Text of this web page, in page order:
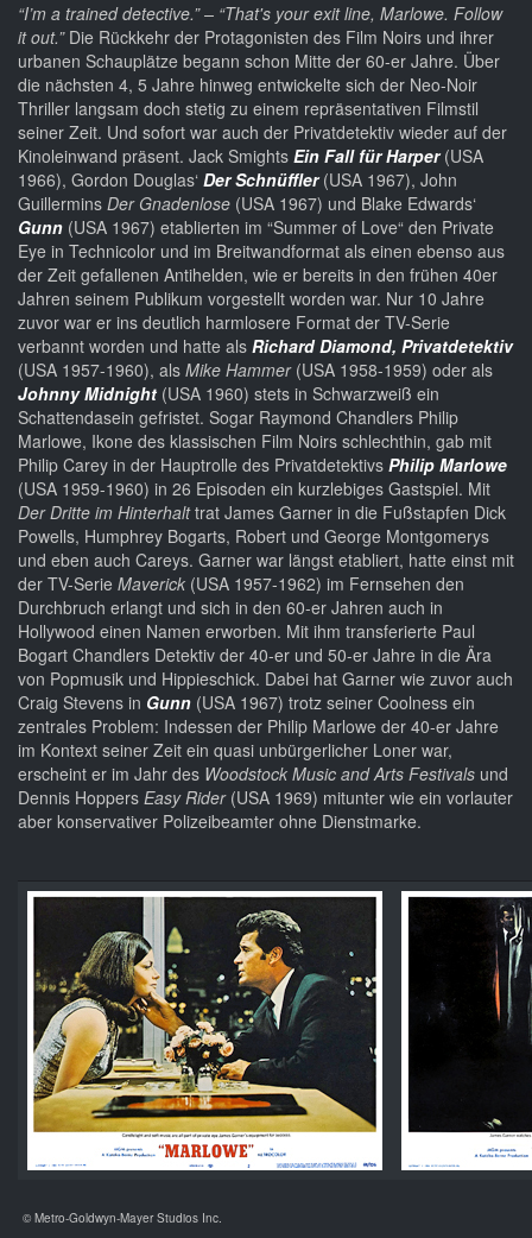
“I’m a trained detective.” – “That's your exit line, Marlowe. Follow
it out.”Die Rückkehr der Protagonisten des Film Noirs und ihrer
urbanen Schauplätze begann schon Mitte der 60-er Jahre. Über
die nächsten 4, 5 Jahre hinweg entwickelte sich der Neo-Noir
Thriller langsam doch stetig zu einem repräsentativen Filmstil
seiner Zeit. Und sofort war auch der Privatdetektiv wieder auf der
Kinoleinwand präsent. Jack Smights Ein Fall für Harper (USA
1966), Gordon Douglas‘ Der Schnüffler(USA 1967), John
Guillermins Der Gnadenlose (USA 1967) und Blake Edwards‘
Gunn (USA 1967) etablierten im “Summer of Love“ den Private
Eye in Technicolor und im Breitwandformat als einen ebenso aus
der Zeit gefallenen Antihelden, wie er bereits in den frühen 40er
Jahren seinem Publikum vorgestellt worden war. Nur 10 Jahre
zuvor war er ins deutlich harmlosere Format der TV-Serie
verbannt worden und hatte als Richard Diamond, Privatdetektiv
(USA 1957-1960), als Mike Hammer(USA 1958-1959) oder als
Johnny Midnight (USA 1960) stets in Schwarzweiß ein
Schattendasein gefristet. Sogar Raymond Chandlers Philip
Marlowe, Ikone des klassischen Film Noirs schlechthin, gab mit
Philip Carey in der Hauptrolle des Privatdetektivs Philip Marlowe
(USA 1959-1960) in 26 Episoden ein kurzlebiges Gastspiel. Mit
Der Dritte im Hinterhalttrat James Garner in die Fußstapfen Dick
Powells, Humphrey Bogarts, Robert und George Montgomerys
und eben auch Careys. Garner war längst etabliert, hatte einst mit
der TV-Serie Maverick (USA 1957-1962) im Fernsehen den
Durchbruch erlangt und sich in den 60-er Jahren auch in
Hollywood einen Namen erworben. Mit ihm transferierte Paul
Bogart Chandlers Detektiv der 40-er und 50-er Jahre in die Ära
von Popmusik und Hippieschick. Dabei hat Garner wie zuvor auch
Craig Stevens in Gunn (USA 1967) trotz seiner Coolness ein
zentrales Problem: Indessen der Philip Marlowe der 40-er Jahre
im Kontext seiner Zeit ein quasi unbürgerlicher Loner war,
erscheint er im Jahr des Woodstock Music and Arts Festivals und
Dennis Hoppers Easy Rider(USA 1969) mitunter wie ein vorlauter
aber konservativer Polizeibeamter ohne Dienstmarke.
© Metro-Goldwyn-Mayer Studios Inc.